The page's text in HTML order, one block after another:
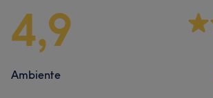
4,9
Ambiente